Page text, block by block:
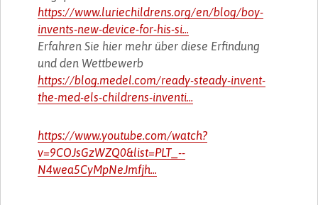
https://www.luriechildrens.org/en/blog/boy-
invents-new-device-for-his-si...
Erfahren Sie hier mehr über diese Erfindung
und den Wettbewerb
https://blog.medel.com/ready-steady-invent-
the-med-els-childrens-inventi...
https://www.youtube.com/watch?
v=9COJsGzWZQ0&list=PLT_--
N4wea5CyMpNeJmfjh...